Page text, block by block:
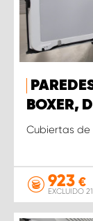
BOXER,
Cubiertas
923 €
EXCLUIDO